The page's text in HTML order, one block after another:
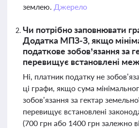
землею. Джерело
Чи потрібно заповнювати
Додатка МПЗ-З, якщо
податкове зобов’язання за
перевищує встановлені
Ні, платник податку не
ці графи, якщо сума
зобов’язання за гектар
перевищує встановлені
(700 грн або 1400 грн залежно